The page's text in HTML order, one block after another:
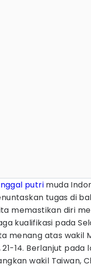
putri muda
tugas di
memastikan diri
kualifikasi pada
menang atas wakil
21-14. Berlanjut
wakil Taiwan,